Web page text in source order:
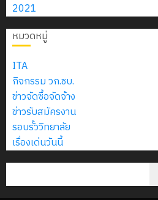
2021
หมวดหมู่
ITA
กิจกรรม วก.ชบ.
ข่าวจัดซื้อจัดจ้าง
ข่าวรับสมัครงาน
รอบรั้ววิทยาลัย
เรื่องเด่นวันนี้